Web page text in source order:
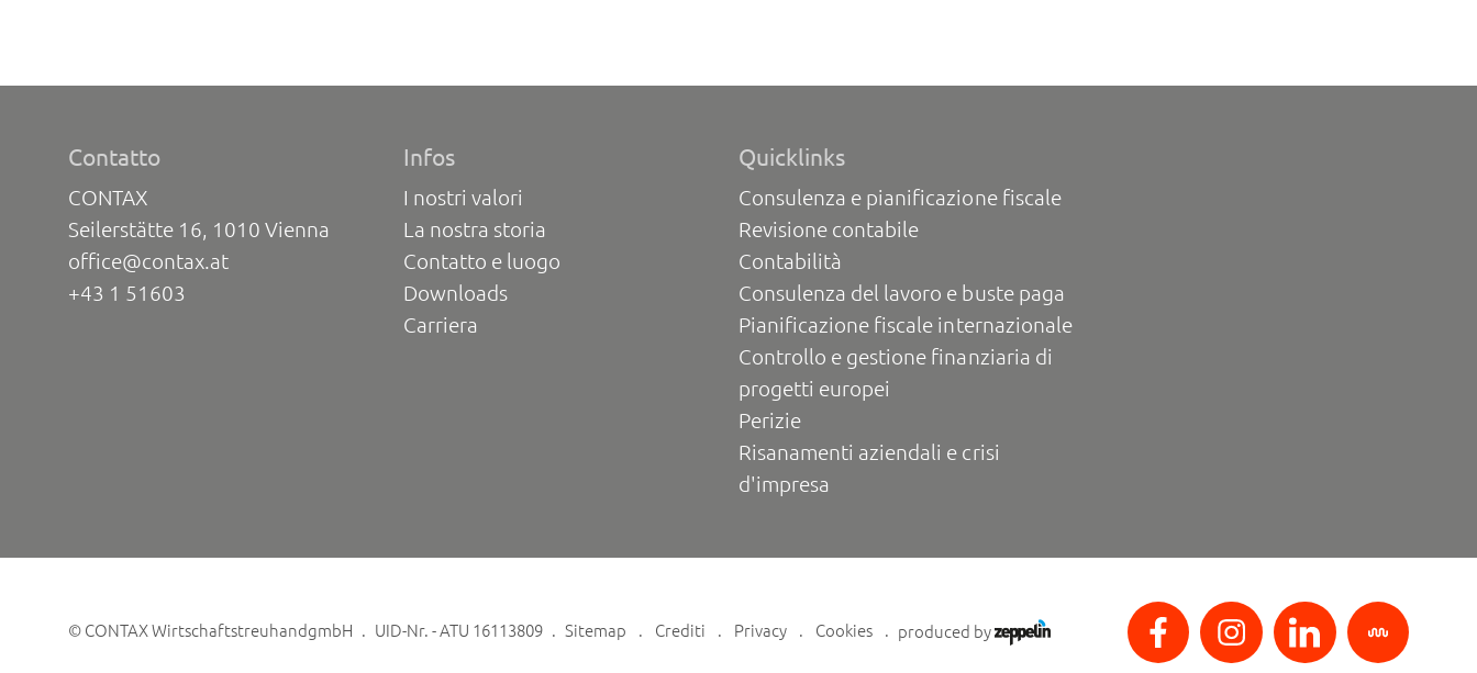
Contatto
CONTAX
Seilerstätte 16, 1010 Vienna
office@contax.at
+43 1 51603
Infos
I nostri valori
La nostra storia
Contatto e luogo
Downloads
Carriera
Quicklinks
Consulenza e pianificazione fiscale
Revisione contabile
Contabilità
Consulenza del lavoro e buste paga
Pianificazione fiscale internazionale
Controllo e gestione finanziaria di
progetti europei
Perizie
Risanamenti aziendali e crisi
d'impresa
© CONTAX WirtschaftstreuhandgmbH UID-Nr. - ATU 16113809 Sitemap Crediti Privacy Cookies produced by